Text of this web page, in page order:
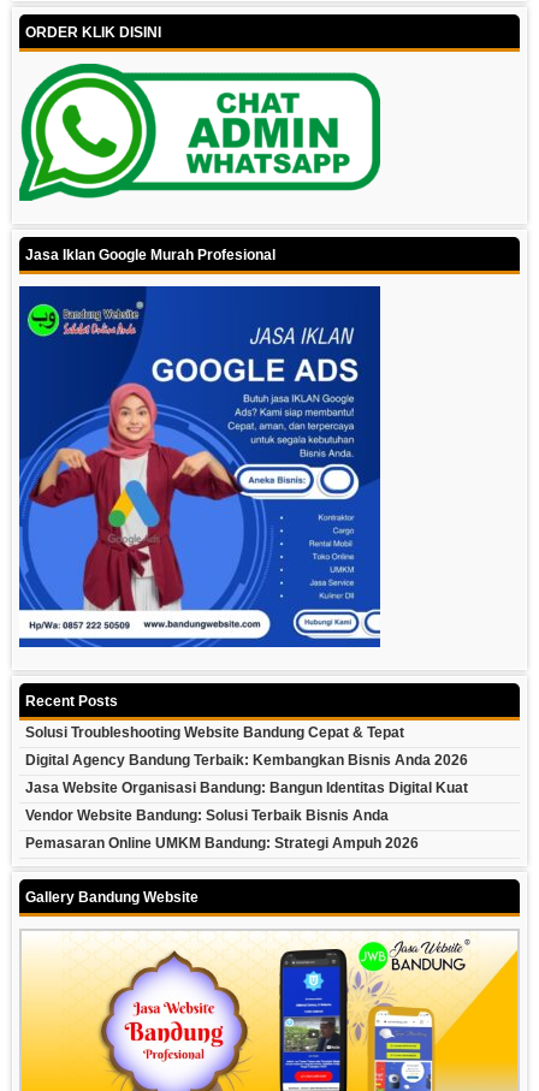
ORDER KLIK DISINI
Jasa Iklan Google Murah Profesional
Recent Posts
Solusi Troubleshooting Website Bandung Cepat & Tepat
Digital Agency Bandung Terbaik: Kembangkan Bisnis Anda 2026
Jasa Website Organisasi Bandung: Bangun Identitas Digital Kuat
Vendor Website Bandung: Solusi Terbaik Bisnis Anda
Pemasaran Online UMKM Bandung: Strategi Ampuh 2026
Gallery Bandung Website